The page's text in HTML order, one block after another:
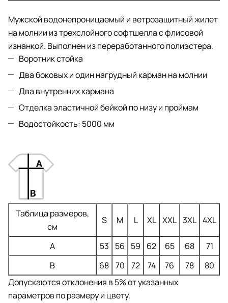
Мужской водонепроницаемый и ветрозащитный жилет
на молнии из трехслойного софтшелла с флисовой
изнанкой. Выполнен из переработанного полиэстера.
Воротник стойка
Два боковых и один нагрудный карман на молнии
Два внутренних кармана
Отделка эластичной бейкой по низу и проймам
Водостойкость: 5000 мм
Таблица размеров,
см
S M L XL XXL 3XL 4XL
A 53 56 59 62 65 68
71
B
68 70 72 74 76 78
80
Допускаются отклонения в 5% от указанных
параметров по размеру и цвету.